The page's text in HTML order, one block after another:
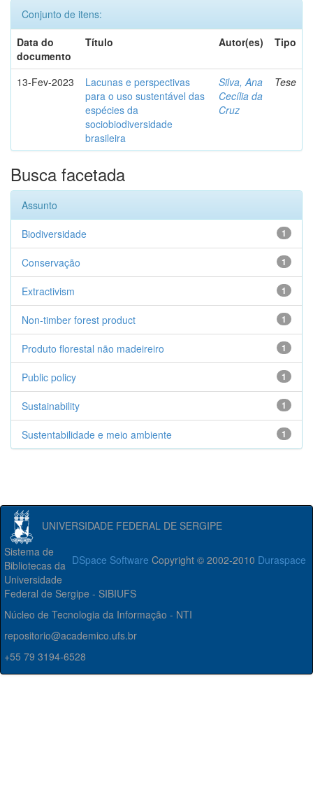
Conjunto de itens:
Data do
documento
Título Autor(es) Tipo
13-Fev-2023
Lacunas e perspectivas
para o uso sustentável das
espécies da
sociobiodiversidade
brasileira
Silva, Ana
Cecília da
Cruz
Tese
Busca facetada
Assunto
1
Biodiversidade
1
Conservação
1
Extractivism
1
Non-timber forest product
1
Produto florestal não madeireiro
1
Public policy
1
Sustainability
1
Sustentabilidade e meio ambiente
UNIVERSIDADE FEDERAL DE SERGIPE
DSpace Software Copyright © 2002-2010 Duraspace
Sistema de
Bibliotecas da
Universidade
Federal de Sergipe - SIBIUFS
Núcleo de Tecnologia da Informação - NTI
repositorio@academico.ufs.br
+55 79 3194-6528